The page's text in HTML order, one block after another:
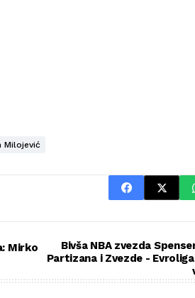
Milojević
Mirko
Bivša NBA zvezda
Partizana i Zvezde -